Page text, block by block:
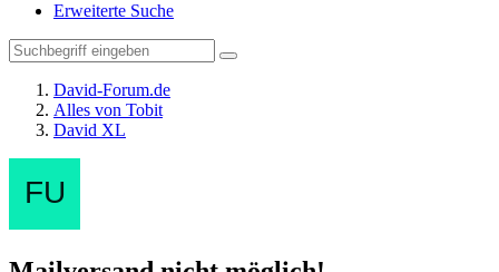
Erweiterte Suche
David-Forum.de
Alles von Tobit
David XL